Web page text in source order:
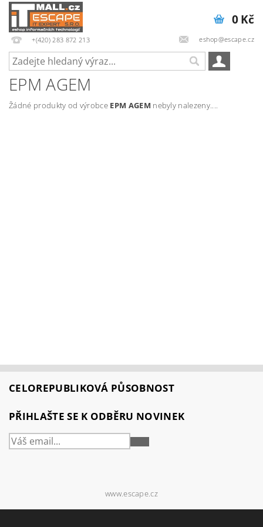
+(420) 283 872 213 eshop@escape.cz
0 Kč
EPM AGEM
Žádné produkty od výrobce EPM AGEM nebyly nalezeny....
CELOREPUBLIKOVÁ PŮSOBNOST
PŘIHLAŠTE SE K ODBĚRU NOVINEK
PŘIHLÁSIT
www.escape.cz